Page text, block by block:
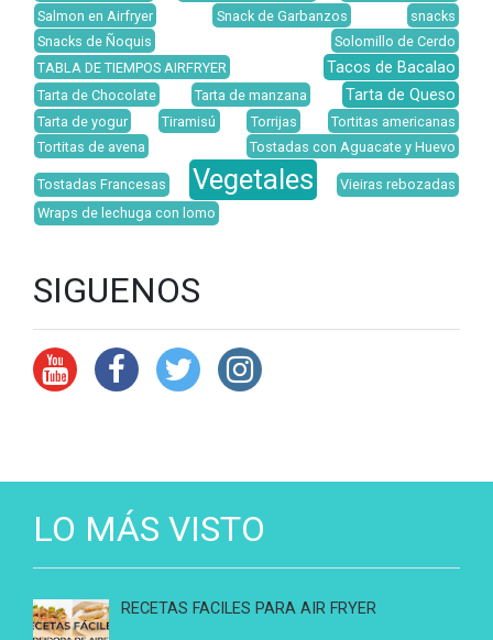
Salmon en Airfryer
Snack de Garbanzos
snacks
Snacks de Ñoquis
Solomillo de Cerdo
TABLA DE TIEMPOS AIRFRYER
Tacos de Bacalao
Tarta de Chocolate Tarta de manzana Tarta de Queso
Tarta de yogur Tiramisú Torrijas
Tortitas americanas
Tortitas de avena
Tostadas con Aguacate y Huevo
Tostadas Francesas Vegetales
Vieiras rebozadas
Wraps de lechuga con lomo
SIGUENOS
LO MÁS VISTO
RECETAS FACILES PARA AIR FRYER